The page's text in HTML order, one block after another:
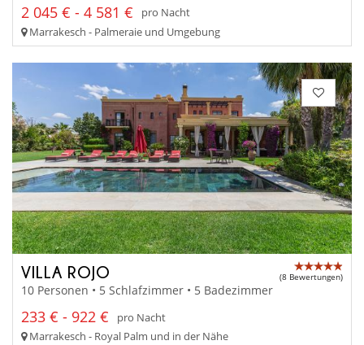
2 045 € - 4 581 €
pro Nacht
Marrakesch - Palmeraie und Umgebung
VILLA ROJO (8 Bewertungen)
10 Personen • 5 Schlafzimmer • 5 Badezimmer
233 € - 922 €
pro Nacht
Marrakesch - Royal Palm und in der Nähe